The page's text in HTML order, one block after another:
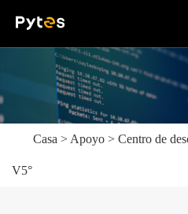
Casa > Apoyo > Centro de
V5°